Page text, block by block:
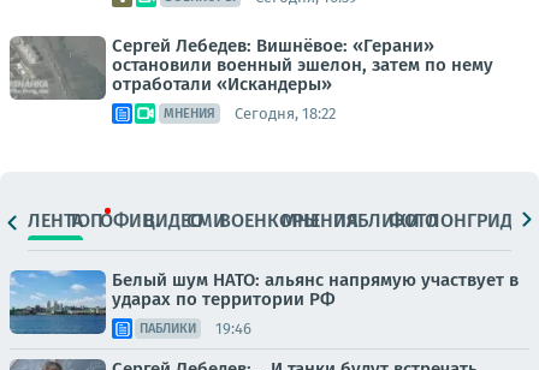
Сергей Лебедев: Вишнёвое: «Герани»
остановили военный эшелон, затем по нему
отработали «Искандеры»
МНЕНИЯ Сегодня, 18:22
ЛЕНТАТОПОФИЦ.ВИДЕОСМИВОЕНКОРЫМНЕНИЯПАБЛИКИ
ФОТОЛОНГРИДЫ
Белый шум НАТО: альянс напрямую участвует в
ударах по территории РФ
ПАБЛИКИ 19:46